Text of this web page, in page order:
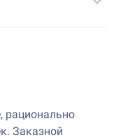
рационально
Заказной